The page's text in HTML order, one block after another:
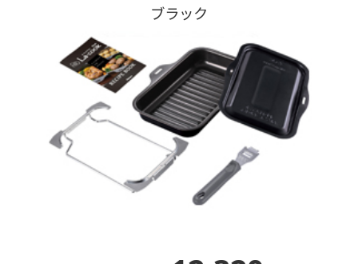
ブラック